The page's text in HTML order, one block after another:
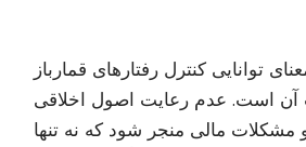
توانایی کنترل رفتارهای قمارباز
است. عدم رعایت اصول اخلاقی
و مشکلات مالی منجر شود که نه تنها